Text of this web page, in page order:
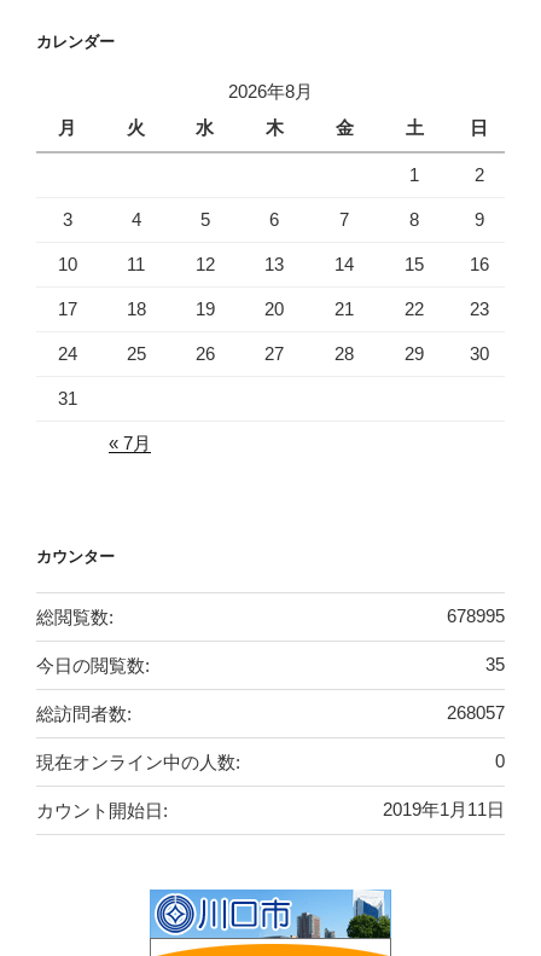
カレンダー
2026年8月
月
火 水 木 金 土 日
1 2
3 4 5 6 7 8 9
10 11 12 13 14 15 16
17 18 19 20 21 22 23
24 25 26 27 28 29 30
31
« 7月
カウンター
678995
総閲覧数:
35
今日の閲覧数:
268057
総訪問者数:
0
現在オンライン中の人数:
2019年1月11日
カウント開始日: